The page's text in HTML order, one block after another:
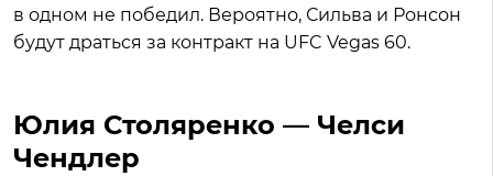
в одном не победил. Вероятно, Сильва и Ронсон
будут драться за контракт на UFC Vegas 60.
Юлия Столяренко — Челси
Чендлер